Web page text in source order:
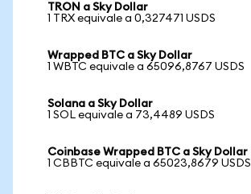
TRON a Sky Dollar
1 TRX equivale a 0,327471 USDS
Wrapped BTC a Sky Dollar
1 WBTC equivale a 65096,8767 USDS
Solana a Sky Dollar
1 SOL equivale a 73,4489 USDS
Coinbase Wrapped BTC a Sky Dollar
1 CBBTC equivale a 65023,8679 USDS